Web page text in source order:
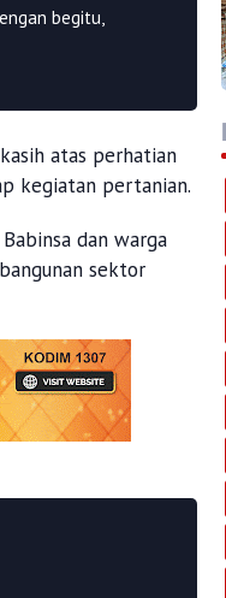
begitu,
atas perhatian
kegiatan pertanian.
dan warga
sektor